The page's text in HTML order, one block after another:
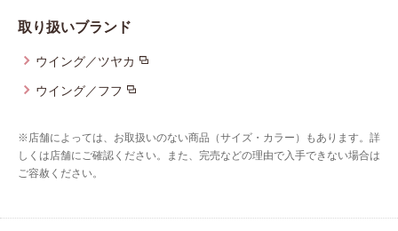
取り扱いブランド
ウイング／ツヤカ
ウイング／フフ
※店舗によっては、お取扱いのない商品（サイズ・カラー）もあります。詳
しくは店舗にご確認ください。また、完売などの理由で入手できない場合は
ご容赦ください。